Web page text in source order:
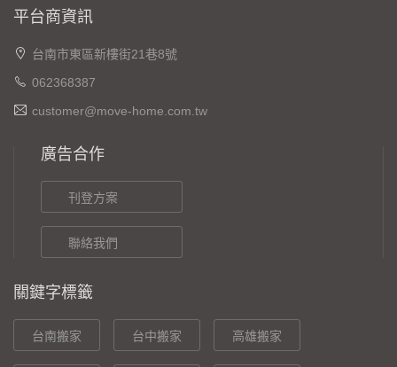
平台商資訊
台南市東區新樓街21巷8號
062368387
customer@move-home.com.tw
廣告合作
刊登方案
聯絡我們
關鍵字標籤
台南搬家 台中搬家 高雄搬家